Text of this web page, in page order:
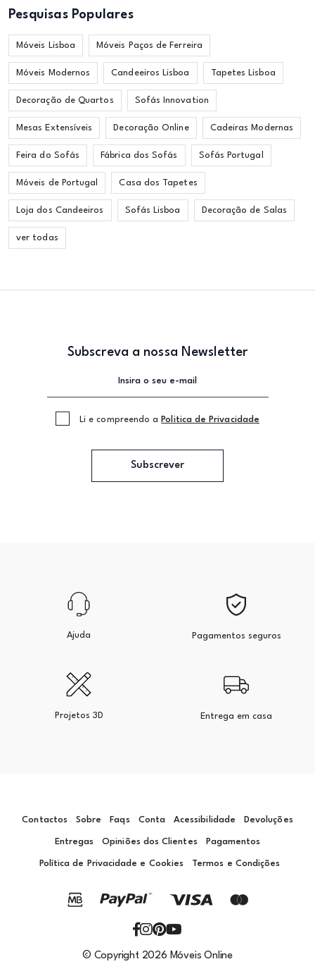
Pesquisas Populares
Móveis Lisboa Móveis Paços de Ferreira
Móveis Modernos Candeeiros Lisboa Tapetes Lisboa
Decoração de Quartos Sofás Innovation
Mesas Extensíveis Decoração Online Cadeiras Modernas
Feira do Sofás Fábrica dos Sofás Sofás Portugal
Móveis de Portugal Casa dos Tapetes
Loja dos Candeeiros Sofás Lisboa Decoração de Salas
ver todas
Subscreva a nossa Newsletter
Li e compreendo a Politica de Privacidade
Subscrever
Ajuda Pagamentos seguros
Projetos 3D Entrega em casa
Contactos Sobre Faqs Conta Acessibilidade Devoluções
Entregas Opiniões dos Clientes Pagamentos
Política de Privacidade e Cookies Termos e Condições
© Copyright 2026 Móveis Online